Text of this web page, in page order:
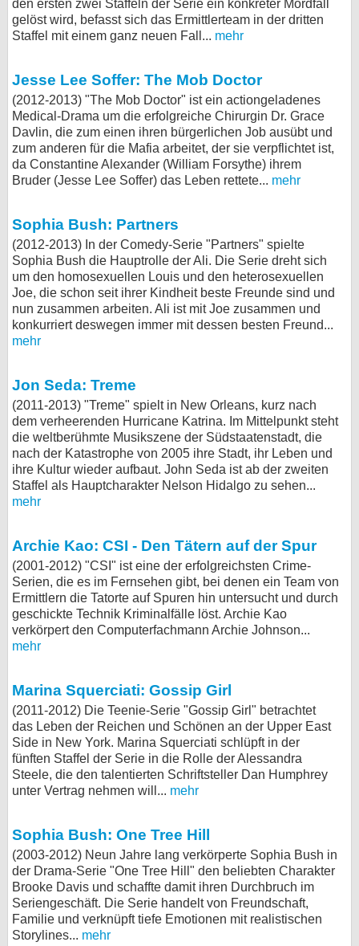
den ersten zwei Staffeln der Serie ein konkreter Mordfall
gelöst wird, befasst sich das Ermittlerteam in der dritten
Staffel mit einem ganz neuen Fall... mehr
Jesse Lee Soffer: The Mob Doctor
(2012-2013) "The Mob Doctor" ist ein actiongeladenes
Medical-Drama um die erfolgreiche Chirurgin Dr. Grace
Davlin, die zum einen ihren bürgerlichen Job ausübt und
zum anderen für die Mafia arbeitet, der sie verpflichtet ist,
da Constantine Alexander (William Forsythe) ihrem
Bruder (Jesse Lee Soffer) das Leben rettete... mehr
Sophia Bush: Partners
(2012-2013) In der Comedy-Serie "Partners" spielte
Sophia Bush die Hauptrolle der Ali. Die Serie dreht sich
um den homosexuellen Louis und den heterosexuellen
Joe, die schon seit ihrer Kindheit beste Freunde sind und
nun zusammen arbeiten. Ali ist mit Joe zusammen und
konkurriert deswegen immer mit dessen besten Freund...
mehr
Jon Seda: Treme
(2011-2013) "Treme" spielt in New Orleans, kurz nach
dem verheerenden Hurricane Katrina. Im Mittelpunkt steht
die weltberühmte Musikszene der Südstaatenstadt, die
nach der Katastrophe von 2005 ihre Stadt, ihr Leben und
ihre Kultur wieder aufbaut. John Seda ist ab der zweiten
Staffel als Hauptcharakter Nelson Hidalgo zu sehen...
mehr
Archie Kao: CSI - Den Tätern auf der Spur
(2001-2012) "CSI" ist eine der erfolgreichsten Crime-
Serien, die es im Fernsehen gibt, bei denen ein Team von
Ermittlern die Tatorte auf Spuren hin untersucht und durch
geschickte Technik Kriminalfälle löst. Archie Kao
verkörpert den Computerfachmann Archie Johnson...
mehr
Marina Squerciati: Gossip Girl
(2011-2012) Die Teenie-Serie "Gossip Girl" betrachtet
das Leben der Reichen und Schönen an der Upper East
Side in New York. Marina Squerciati schlüpft in der
fünften Staffel der Serie in die Rolle der Alessandra
Steele, die den talentierten Schriftsteller Dan Humphrey
unter Vertrag nehmen will... mehr
Sophia Bush: One Tree Hill
(2003-2012) Neun Jahre lang verkörperte Sophia Bush in
der Drama-Serie "One Tree Hill" den beliebten Charakter
Brooke Davis und schaffte damit ihren Durchbruch im
Seriengeschäft. Die Serie handelt von Freundschaft,
Familie und verknüpft tiefe Emotionen mit realistischen
Storylines... mehr